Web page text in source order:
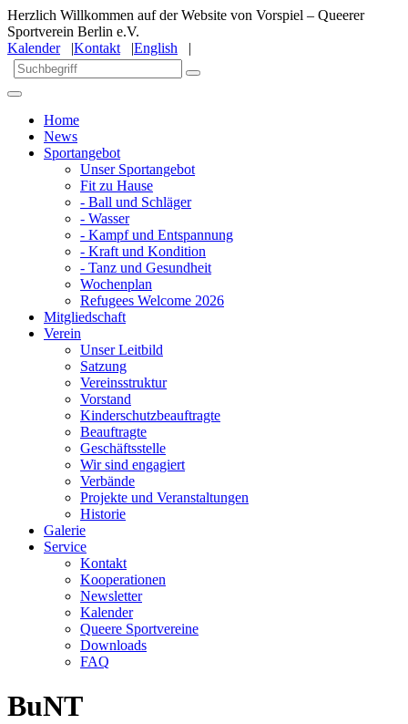
Herzlich Willkommen auf der Website von Vorspiel – Queerer
Sportverein Berlin e.V.
Kalender|Kontakt |English |
Home
News
Sportangebot
Unser Sportangebot
Fit zu Hause
- Ball und Schläger
- Wasser
- Kampf und Entspannung
- Kraft und Kondition
- Tanz und Gesundheit
Wochenplan
Refugees Welcome 2026
Mitgliedschaft
Verein
Unser Leitbild
Satzung
Vereinsstruktur
Vorstand
Kinderschutzbeauftragte
Beauftragte
Geschäftsstelle
Wir sind engagiert
Verbände
Projekte und Veranstaltungen
Historie
Galerie
Service
Kontakt
Kooperationen
Newsletter
Kalender
Queere Sportvereine
Downloads
FAQ
BuNT